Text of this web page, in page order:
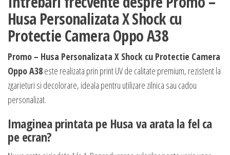
Husa Personalizata X Shock cu
Protectie Camera Oppo A38
Promo – Husa Personalizata X Shock cu Protectie Camera
Oppo A38este realizata prin print UV de calitate premium, rezistent la
zgarieturi si decolorare, ideala pentru utilizare zilnica sau cadou
personalizat.
Imaginea printata pe Husa va arata la fel ca
pe ecran?